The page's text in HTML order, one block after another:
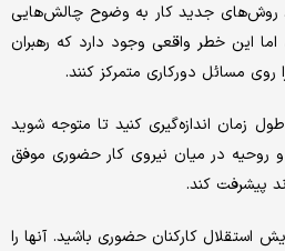
روش‌های جدید کار به وضوح چالش‌‌هایی
اما این خطر واقعی وجود دارد که رهبران
مسائل دورکاری متمرکز کنند.
زمان اندازه‌‌گیری کنید تا متوجه شوید
روحیه در میان نیروی کار حضوری موفق
پیشرفت کند.
استقلال کارکنان حضوری باشید. آنها را